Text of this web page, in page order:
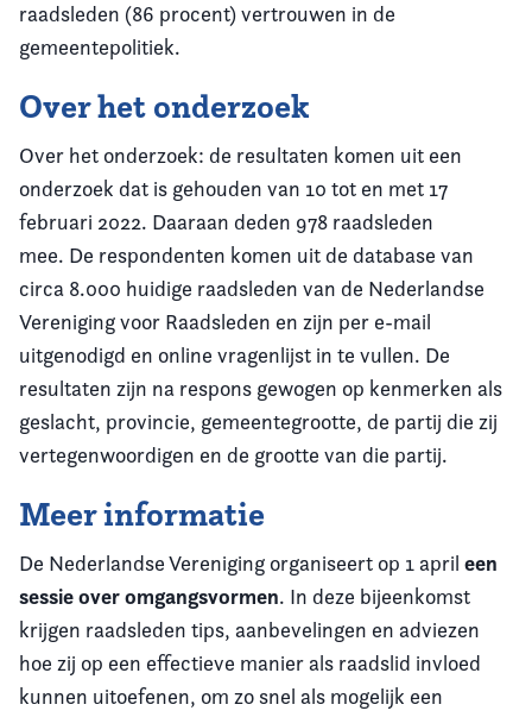
raadsleden (86 procent) vertrouwen in de
gemeentepolitiek.
Over het onderzoek
Over het onderzoek: de resultaten komen uit een
onderzoek dat is gehouden van 10 tot en met 17
februari 2022. Daaraan deden 978 raadsleden
mee. De respondenten komen uit de database van
circa 8.000 huidige raadsleden van de Nederlandse
Vereniging voor Raadsleden en zijn per e-mail
uitgenodigd en online vragenlijst in te vullen. De
resultaten zijn na respons gewogen op kenmerken als
geslacht, provincie, gemeentegrootte, de partij die zij
vertegenwoordigen en de grootte van die partij.
Meer informatie
De Nederlandse Vereniging organiseert op 1 april een
sessie over omgangsvormen. In deze bijeenkomst
krijgen raadsleden tips, aanbevelingen en adviezen
hoe zij op een effectieve manier als raadslid invloed
kunnen uitoefenen, om zo snel als mogelijk een